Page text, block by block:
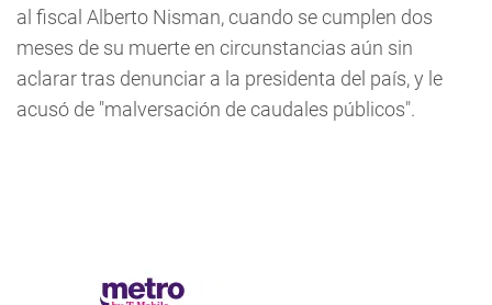
al fiscal Alberto Nisman, cuando se cumplen dos
meses de su muerte en circunstancias aún sin
aclarar tras denunciar a la presidenta del país, y le
acusó de "malversación de caudales públicos".